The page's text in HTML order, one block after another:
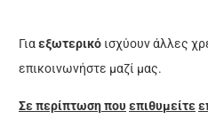
Γιαεξωτερικό ισχύουν άλλες
επικοινωνήστε μαζί μας.
Σεπερίπτωσηπου επιθυμείτεε